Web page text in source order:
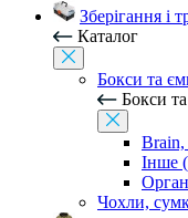
Зберігання і
Каталог
Бокси та
Бокси
Brain,
Інше
Чохли,